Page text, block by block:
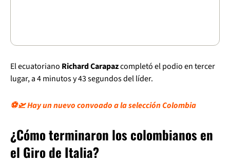
El ecuatoriano Richard Carapazcompletó el podio en tercer
lugar, a 4 minutos y 43 segundos del líder.
⚽🛫 Hay un nuevo convoado a la selección Colombia
¿Cómo terminaron los colombianos en
el Giro de Italia?